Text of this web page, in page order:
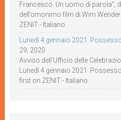
Francesco. Un uomo di parola”,
dell’omonimo film di Wim
ZENIT - Italiano.
Lunedì 4 gennaio 2021:
29, 2020
Avviso dell’Ufficio delle
Lunedì 4 gennaio 2021:
first on ZENIT - Italiano.